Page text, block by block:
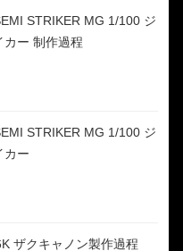
STRIKER MG 1/100 ジ
ー 制作過程
STRIKER MG 1/100 ジ
カー
ザクキャノン製作過程